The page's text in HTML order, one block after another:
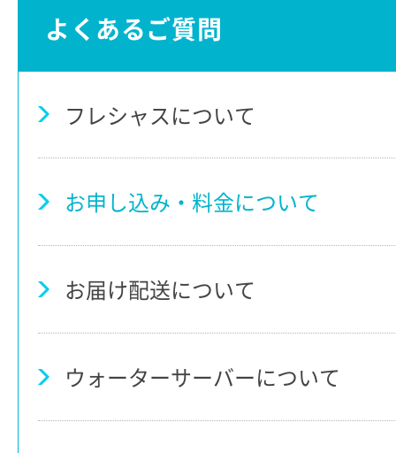
よくあるご質問
フレシャスについて
お申し込み・料金について
お届け配送について
ウォーターサーバーについて